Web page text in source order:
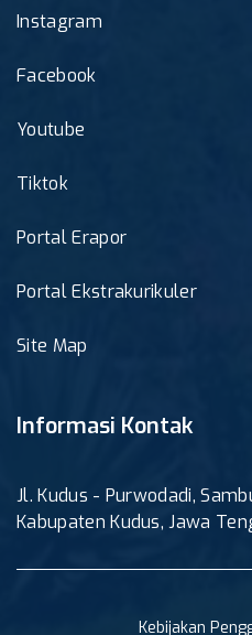
Instagram
Facebook
Youtube
Tiktok
Portal Erapor
Portal Ekstrakurikuler
Site Map
Informasi Kontak
Jl. Kudus - Purwodadi,
Kabupaten Kudus, Jawa
Kebijakan